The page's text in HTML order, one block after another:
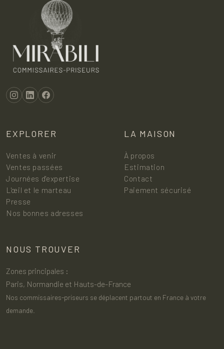
EXPLORER
Ventes à venir
Ventes passées
Journées d'expertise
L'œil et le marteau
Presse
Nos bonnes adresses
LA MAISON
À propos
Estimation
Contact
Paiement sécurisé
NOUS TROUVER
Zones principales :
Paris, Normandie et Hauts-de-France
Nos commissaires-priseurs se déplacent partout en France à votre
demande.